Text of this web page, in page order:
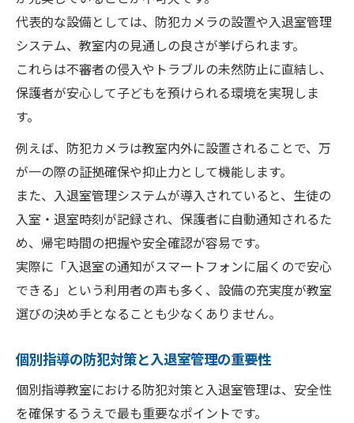
代表的な設備としては、防犯カメラの設置や入退室管理
システム、教室内の見通しの良さが挙げられます。
これらは不審者の侵入やトラブルの未然防止に直結し、
保護者が安心して子どもを預けられる環境を実現しま
す。
例えば、防犯カメラは教室内外に設置されることで、万
が一の際の証拠確保や抑止力として機能します。
また、入退室管理システムが導入されていると、生徒の
入室・退室時刻が記録され、保護者に自動通知されるた
め、帰宅時間の把握や安全確認が容易です。
実際に「入退室の通知がスマートフォンに届くので安心
できる」という利用者の声も多く、設備の充実度が教室
選びの決め手となることも少なくありません。
個別指導の防犯対策と入退室管理の重要性
個別指導教室における防犯対策と入退室管理は、安全性
を確保するうえで最も重要なポイントです。